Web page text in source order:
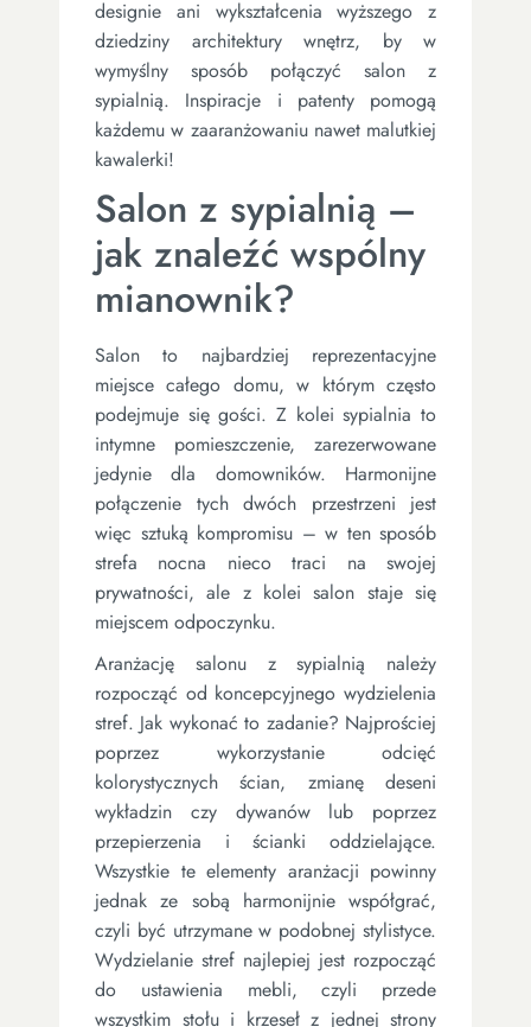
designie ani wykształcenia wyższego z
dziedziny architektury wnętrz, by w
wymyślny sposób połączyć salon z
sypialnią. Inspiracje i patenty pomogą
każdemu w zaaranżowaniu nawet malutkiej
kawalerki!
Salon z sypialnią –
jak znaleźć wspólny
mianownik?
Salon to najbardziej reprezentacyjne
miejsce całego domu, w którym często
podejmuje się gości. Z kolei sypialnia to
intymne pomieszczenie, zarezerwowane
jedynie dla domowników. Harmonijne
połączenie tych dwóch przestrzeni jest
więc sztuką kompromisu – w ten sposób
strefa nocna nieco traci na swojej
prywatności, ale z kolei salon staje się
miejscem odpoczynku.
Aranżację salonu z sypialnią należy
rozpocząć od koncepcyjnego wydzielenia
stref. Jak wykonać to zadanie? Najprościej
poprzez wykorzystanie odcięć
kolorystycznych ścian, zmianę deseni
wykładzin czy dywanów lub poprzez
przepierzenia i ścianki oddzielające.
Wszystkie te elementy aranżacji powinny
jednak ze sobą harmonijnie współgrać,
czyli być utrzymane w podobnej stylistyce.
Wydzielanie stref najlepiej jest rozpocząć
do ustawienia mebli, czyli przede
wszystkim stołu i krzeseł z jednej strony